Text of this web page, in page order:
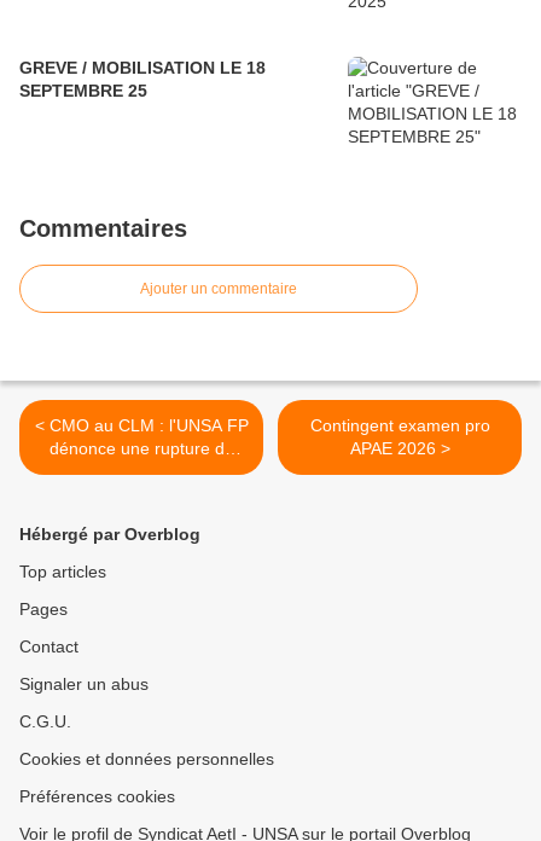
GREVE / MOBILISATION LE 18
SEPTEMBRE 25
Commentaires
Ajouter un commentaire
< CMO au CLM : l'UNSA FP
dénonce une rupture de
rémunération
Contingent examen pro
APAE 2026 >
Hébergé par Overblog
Top articles
Pages
Contact
Signaler un abus
C.G.U.
Cookies et données personnelles
Préférences cookies
Voir le profil de Syndicat AetI - UNSA sur le portail Overblog